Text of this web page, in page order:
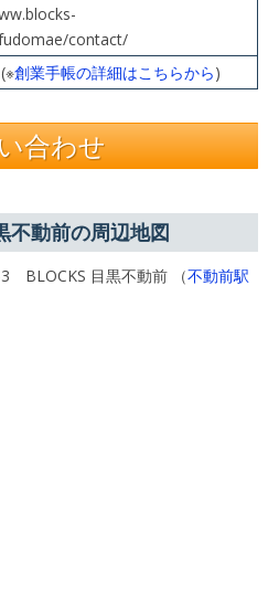
contact/
創業手帳の詳細はこちらから)
合わせ
動前の周辺地図
BLOCKS 目黒不動前 （不動前駅